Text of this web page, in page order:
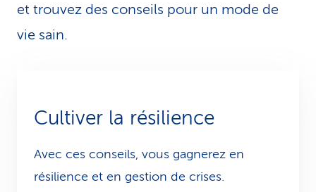
e
v
i
c
et trouvez des conseils pour un mode de
vie sain.
Cultiver la résilience
Avec ces conseils, vous gagnerez en
résilience et en gestion de crises.